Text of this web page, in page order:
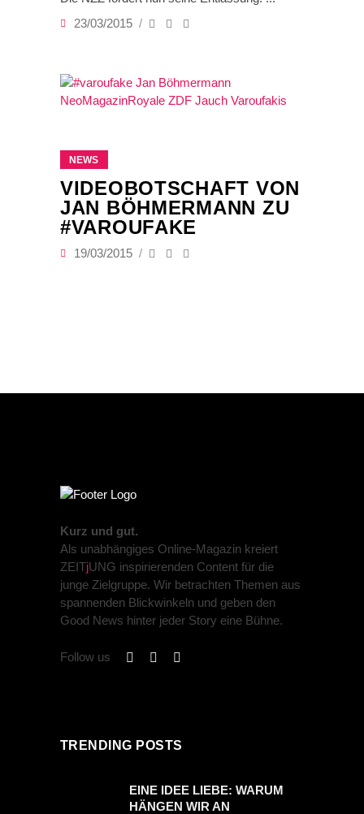
23/03/2015
NEWS
VIDEOBOTSCHAFT VON
JAN BÖHMERMANN ZU
#VAROUFAKE
19/03/2015
Kurz und gut.
Als unabhängiges Online-Magazin kreiert
ZEITjUNG inspirierenden Content für die
junge Zielgruppe. Wir betrachten Themen aus
spannenden Blickwinkeln und geben den
Good News hinter jeder Story eine Bühne.
Follow us
TRENDING POSTS
EINE IDEE LIEBE: WARUM
HÄNGEN WIR AN